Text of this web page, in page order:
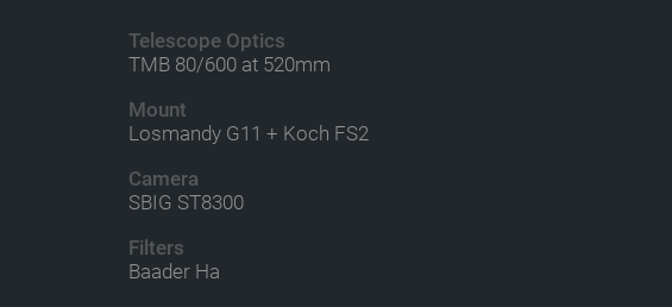
Telescope Optics
TMB 80/600 at 520mm
Mount
Losmandy G11 + Koch FS2
Camera
SBIG ST8300
Filters
Baader Ha